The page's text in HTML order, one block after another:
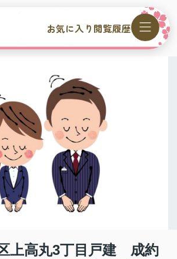
お気に入り 閲覧履歴
上高丸3丁目戸建 成約